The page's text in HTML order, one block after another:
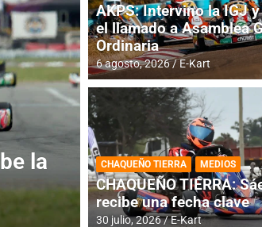
la
DESTACADA INFORME CENTRAL
RMC BUENOS
histórica en
4 agosto, 2026 E-Kart
AKPS: Intervino la IGJ
el llamado a Asamblea
Ordinaria
6 agosto, 2026 E-Kart
CHAQUEÑO TIERRA MEDIOS
CHAQUEÑO TIERRA:
recibe una fecha clave
30 julio, 2026 E-Kart